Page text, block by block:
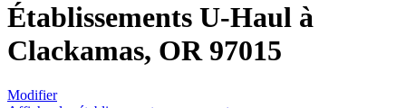
Établissements U-Haul à
Clackamas, OR 97015
Modifier